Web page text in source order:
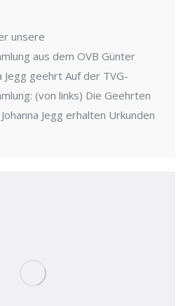
unsere
aus dem OVB Günter
Jegg geehrt Auf der TVG-
(von links) Die Geehrten
Jegg erhalten Urkunden